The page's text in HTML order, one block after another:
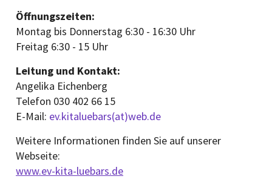
Öffnungszeiten:
Montag bis Donnerstag 6:30 - 16:30 Uhr
Freitag 6:30 - 15 Uhr
Leitung und Kontakt:
Angelika Eichenberg
Telefon 030 402 66 15
E-Mail: ev.kitaluebars(at)web.de
Weitere Informationen finden Sie auf unserer
Webseite:
www.ev-kita-luebars.de